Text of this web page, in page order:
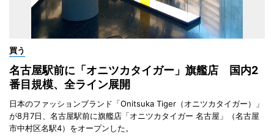
買う
名古屋駅前に「オニツカタイガー」旗艦店 国内2
番目規模、全ライン展開
日本のファッションブランド「Onitsuka Tiger（オニツカタイガー）」
が8月7日、名古屋駅前に旗艦店「オニツカタイガー 名古屋」（名古屋
市中村区名駅4）をオープンした。